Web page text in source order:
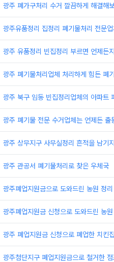
광주 폐가구처리 수거 깔끔하게 해결해
광주유품정리 집정리 폐기물처리 전문
광주 유품정리 빈집정리 부르면 언제든
광주 폐기물처리업체 처리하게 힘든 폐
광주 북구 임동 빈집정리업체의 아파트
광주 폐기물 전문 수거업체는 언제든 출
광주 상무지구 사무실정리 흔적을 남기
광주 관공서 폐기물처리로 찾은 우체국
광주폐업지원금으로 도와드린 농원 정리
광주폐업지원금 신청으로 도와드린 농
광주 폐업지원금 신청으로 폐업한 치킨
광주첨단지구 폐업지원금으로 철거한